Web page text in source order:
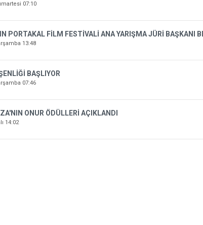
07:10
PORTAKAL FİLM FESTİVALİ ANA YARIŞMA JÜRİ BAŞKANI
13:48
BAŞLIYOR
07:46
ONUR ÖDÜLLERİ AÇIKLANDI
14:02